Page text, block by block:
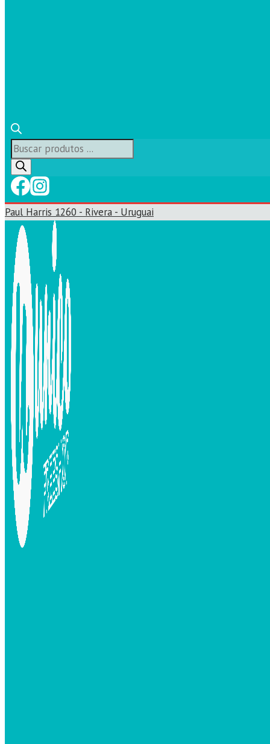
Búsqueda
de
productos
Paul Harris 1260 - Rivera - Uruguai